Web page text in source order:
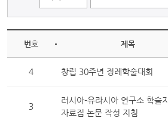
번호 제목
4 창립 30주년 정례학술대회
3
러시아-유라시아 연구소 학술지
자료집 논문 작성 지침